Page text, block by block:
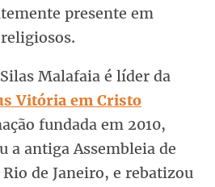
presente em
Malafaia é líder da
Vitória em Cristo
fundada em 2010,
a antiga Assembleia de
de Janeiro, e rebatizou